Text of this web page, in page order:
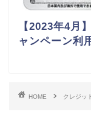
【2023年4月
ャンペーン利
HOME クレジッ